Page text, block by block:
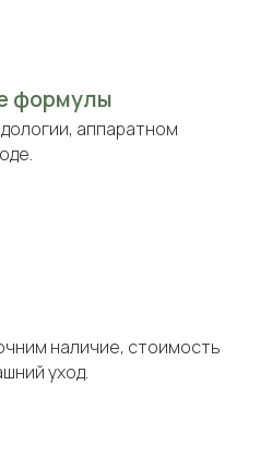
формулы
аппаратном
наличие, стоимость
уход.